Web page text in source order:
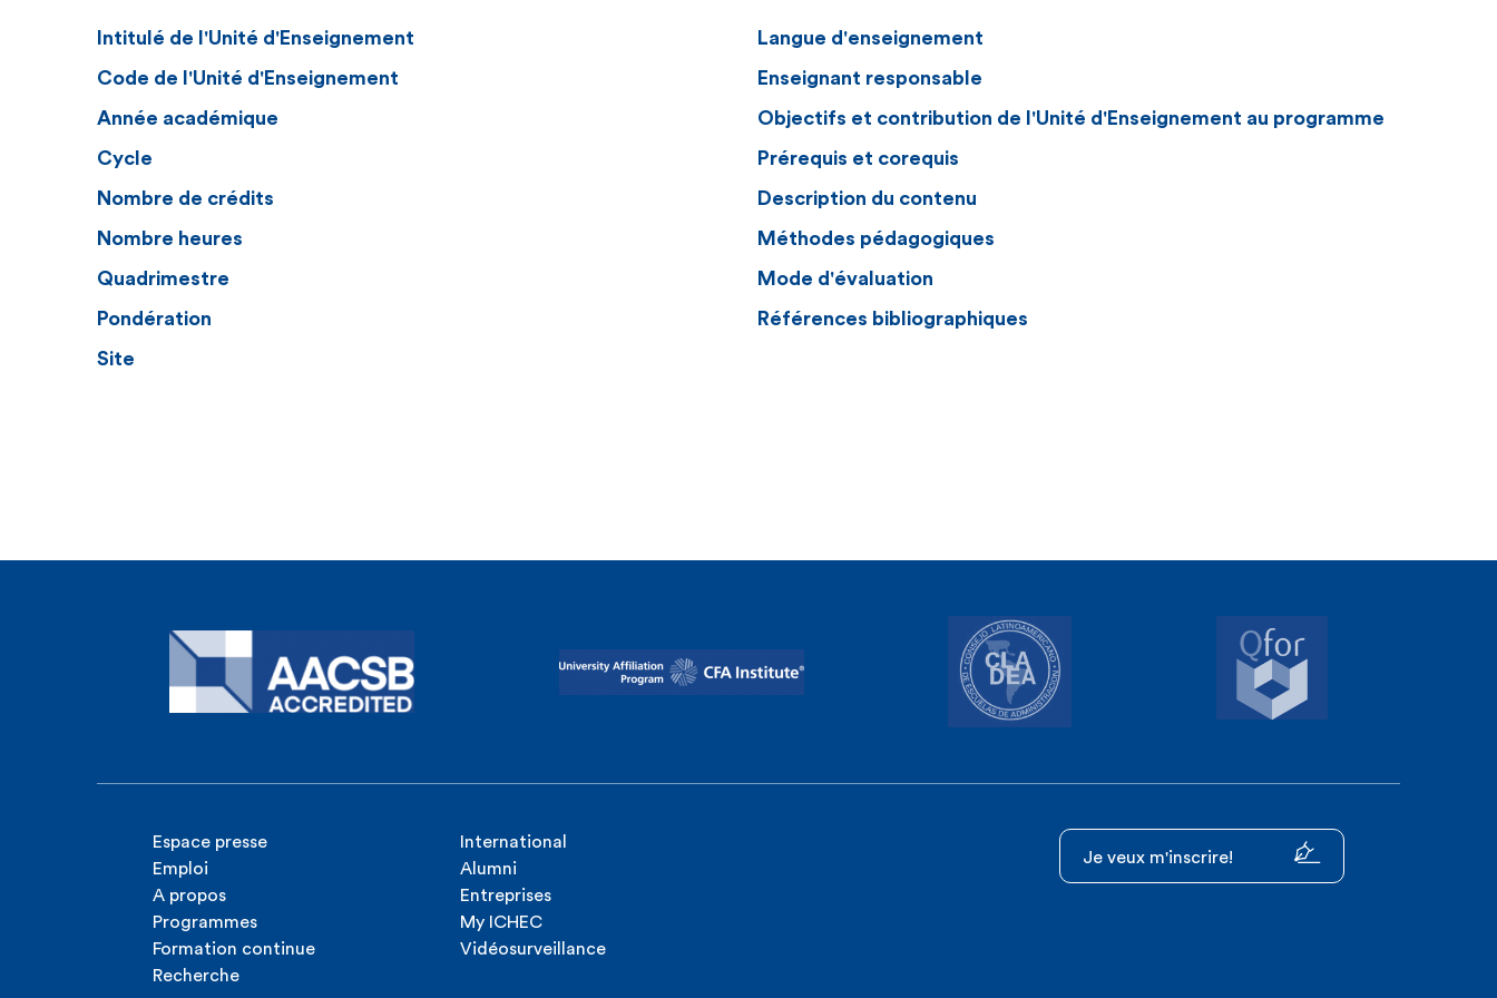
Intitulé de l'Unité d'Enseignement
Code de l'Unité d'Enseignement
Année académique
Cycle
Nombre de crédits
Nombre heures
Quadrimestre
Pondération
Site
Langue d'enseignement
Enseignant responsable
Objectifs et contribution de l'Unité d'Enseignement au programme
Prérequis et corequis
Description du contenu
Méthodes pédagogiques
Mode d'évaluation
Références bibliographiques
Espace presse
Emploi
A propos
Programmes
Formation continue
Recherche
International
Alumni
Entreprises
My ICHEC
Vidéosurveillance
Je veux m'inscrire!